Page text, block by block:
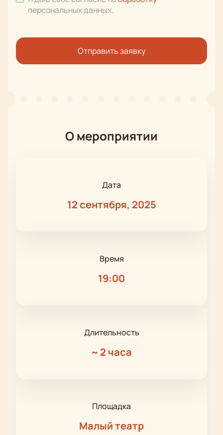
персональных данных.
Отправить заявку
О мероприятии
Дата
12 сентября, 2025
Время
19:00
Длительность
~ 2 часа
Площадка
Малый театр